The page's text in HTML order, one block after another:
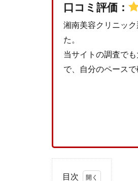
口コミ評価：
湘南美容クリニッ
た。
当サイトの調査で
で、自分のペース
目次